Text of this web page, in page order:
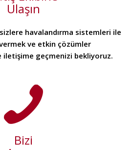
Ulaşın
havalandırma sistemleri ile
ve etkin çözümler
iletişime geçmenizi bekliyoruz.
Bizi